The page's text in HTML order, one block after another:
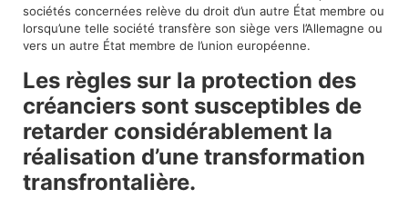
sociétés concernées relève du droit d’un autre État membre ou
lorsqu’une telle société transfère son siège vers l’Allemagne ou
vers un autre État membre de l’union européenne.
Les règles sur la protection des
créanciers sont susceptibles de
retarder considérablement la
réalisation d’une transformation
transfrontalière.